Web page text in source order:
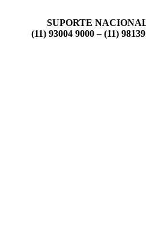
SUPORTE
(11) 93004 9000 – (11)